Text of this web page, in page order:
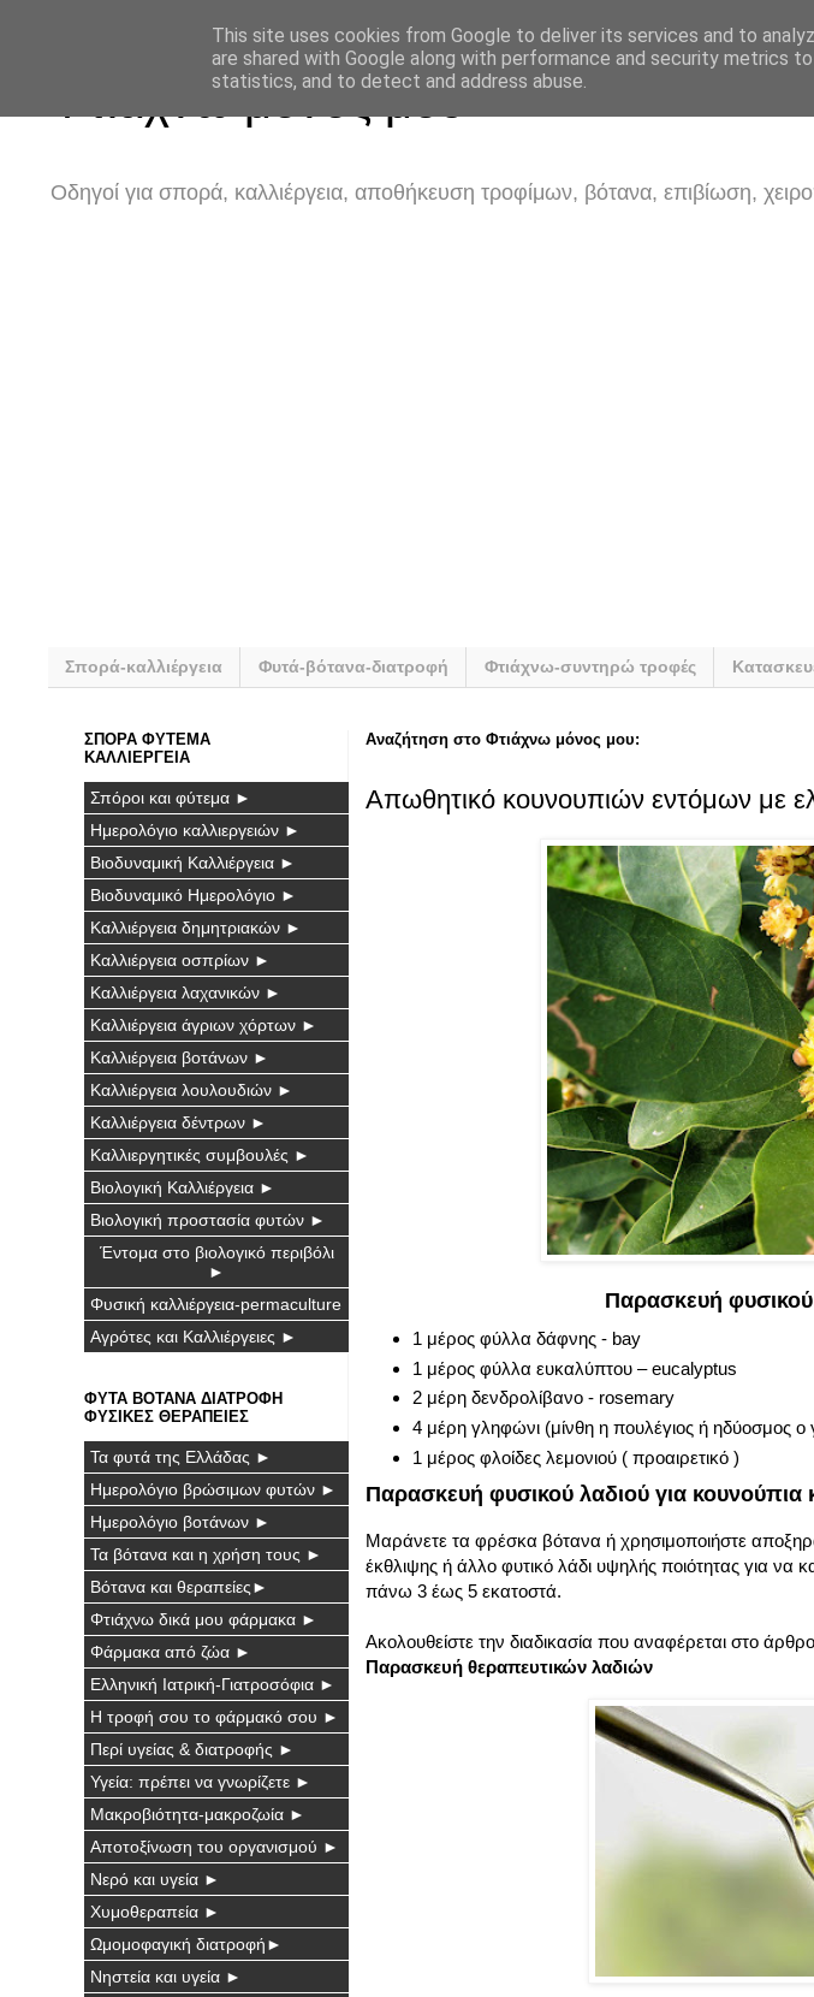
Φτιάχνω μόνος μου
Οδηγοί για σπορά, καλλιέργεια, αποθήκευση τροφίμων, βότανα, επιβίωση,
Σπορά-καλλιέργεια Φυτά-βότανα-διατροφή Φτιάχνω-συντηρώ τροφές
Αναζήτηση στο Φτιάχνω μόνος μου:
Απωθητικό κουνουπιών εντόμων με
Παρασκευή φυσικού
1 μέρος φύλλα δάφνης - bay
1 μέρος φύλλα ευκαλύπτου – eucalyptus
2 μέρη δενδρολίβανο - rosemary
4 μέρη γληφώνι (μίνθη η πουλέγιος ή ηδύοσμος
1 μέρος φλοίδες λεμονιού ( προαιρετικό )
Παρασκευή φυσικού λαδιού για κουνούπια
Μαράνετε τα φρέσκα βότανα ή χρησιμοποιήστε
έκθλιψης ή άλλο φυτικό λάδι υψηλής ποιότητας για
πάνω 3 έως 5 εκατοστά.
Ακολουθείστε την διαδικασία που αναφέρεται στο
Παρασκευή θεραπευτικών λαδιών
ΣΠΟΡΑ ΦΥΤΕΜΑ
ΚΑΛΛΙΕΡΓΕΙΑ
Σπόροι και φύτεμα ►
Ημερολόγιο καλλιεργειών ►
Βιοδυναμική Καλλιέργεια ►
Βιοδυναμικό Ημερολόγιο ►
Καλλιέργεια δημητριακών ►
Καλλιέργεια οσπρίων ►
Καλλιέργεια λαχανικών ►
Καλλιέργεια άγριων χόρτων ►
Καλλιέργεια βοτάνων ►
Καλλιέργεια λουλουδιών ►
Καλλιέργεια δέντρων ►
Καλλιεργητικές συμβουλές ►
Βιολογική Καλλιέργεια ►
Βιολογική προστασία φυτών ►
Έντομα στο βιολογικό περιβόλι
►
Φυσική καλλιέργεια-permaculture
Αγρότες και Καλλιέργειες ►
ΦΥΤΑ ΒΟΤΑΝΑ ΔΙΑΤΡΟΦΗ
ΦΥΣΙΚΕΣ ΘΕΡΑΠΕΙΕΣ
Τα φυτά της Ελλάδας ►
Ημερολόγιο βρώσιμων φυτών ►
Ημερολόγιο βοτάνων ►
Τα βότανα και η χρήση τους ►
Βότανα και θεραπείες►
Φτιάχνω δικά μου φάρμακα ►
Φάρμακα από ζώα ►
Ελληνική Ιατρική-Γιατροσόφια ►
Η τροφή σου το φάρμακό σου ►
Περί υγείας & διατροφής ►
Υγεία: πρέπει να γνωρίζετε ►
Μακροβιότητα-μακροζωία ►
Αποτοξίνωση του οργανισμού ►
Νερό και υγεία ►
Χυμοθεραπεία ►
Ωμομοφαγική διατροφή►
Νηστεία και υγεία ►
This site uses cookies from Google to deliver its services and to
are shared with Google along with performance and security metrics
statistics, and to detect and address abuse.